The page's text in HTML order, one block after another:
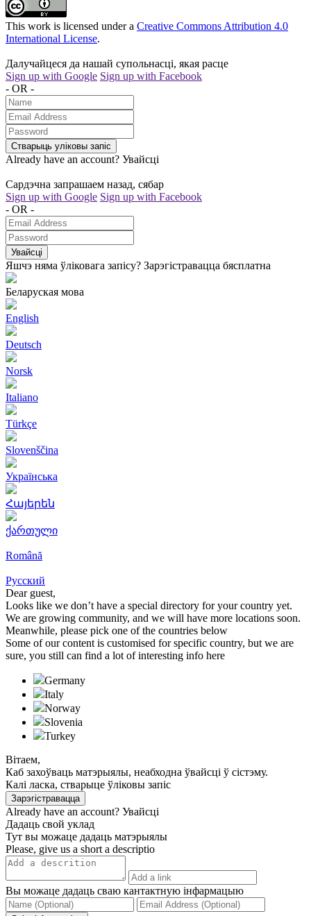
This work is licensed under a Creative Commons Attribution 4.0
International License.
Далучайцеся да нашай супольнасці, якая расце
Sign up with Google Sign up with Facebook
- OR -
Стварыць уліковы запіс
Already have an account? Увайсці
Сардэчна запрашаем назад, сябар
Sign up with Google Sign up with Facebook
- OR -
Увайсці
Яшчэ няма ўліковага запісу? Зарэгістравацца бясплатна
Беларуская мова
English
Deutsch
Norsk
Italiano
Türkçe
Slovenščina
Українська
Հայերեն
ქართული
Română
Русский
Dear guest,
Looks like we don’t have a special directory for your country yet.
We are growing community, and we will have more locations soon.
Meanwhile, please pick one of the countries below
Some of our content is customised for specific country, but we are
sure, you still can find a lot of interesting info here
Germany
Italy
Norway
Slovenia
Turkeу
Вітаем,
Каб захоўваць матэрыялы, неабходна ўвайсці ў сістэму.
Калі ласка, стварыце ўліковы запіс
Зарэгістравацца
Already have an account? Увайсці
Дадаць свой уклад
Тут вы можаце дадаць матэрыялы
Please, give us a short a descriptio
Вы можаце дадаць сваю кантактную інфармацыю